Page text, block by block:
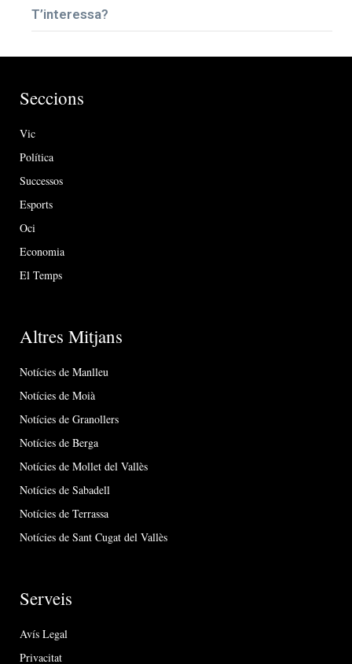
T’interessa?
Seccions
Vic
Política
Successos
Esports
Oci
Economia
El Temps
Altres Mitjans
Notícies de Manlleu
Notícies de Moià
Notícies de Granollers
Notícies de Berga
Notícies de Mollet del Vallès
Notícies de Sabadell
Notícies de Terrassa
Notícies de Sant Cugat del Vallès
Serveis
Avís Legal
Privacitat